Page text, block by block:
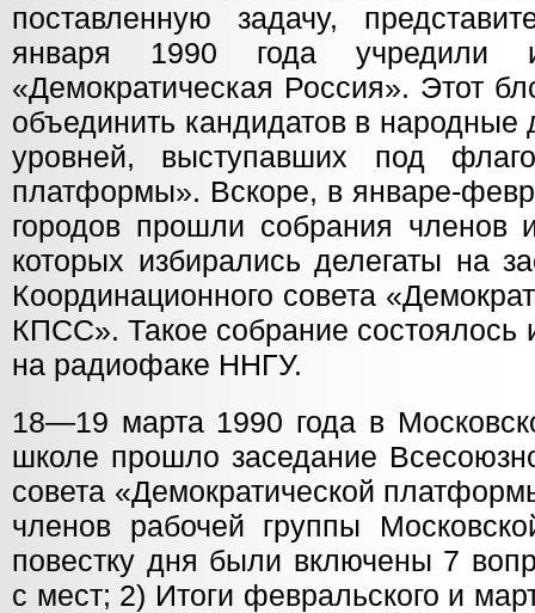
поставленную задачу,
января 1990 года учредили
«Демократическая Россия». Этот
объединить кандидатов в
уровней, выступавших под
платформы». Вскоре, в январе-
городов прошли собрания членов
которых избирались делегаты на
Координационного совета
КПСС». Такое собрание
на радиофаке ННГУ.
18—19 марта 1990 года в
школе прошло заседание
совета «Демократической
членов рабочей группы
повестку дня были включены 7
с мест; 2) Итоги февральского и